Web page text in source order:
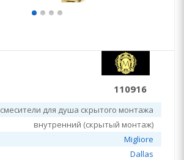
110916
смесители для душа скрытого монтажа
внутренний (скрытый монтаж)
Migliore
Dallas